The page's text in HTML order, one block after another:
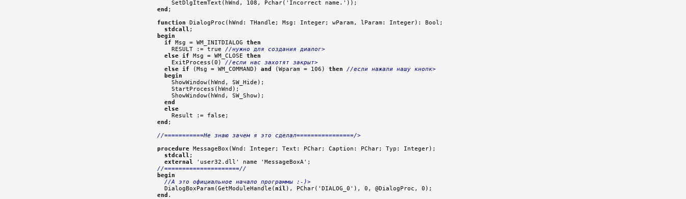
end ;
function DialogProc(hWnd: THandle; Msg: Integer; wParam, lParam: Integer): Bool;
stdcall
begin
if Msg = WM_INITDIALOG then
    RESULT := true
//нужно для создания диалог>
else if Msg = WM_CLOSE then
    ExitProcess(0)
//если нас захотят закрыт>
else if (Msg = WM_COMMAND) and (Wparam = 106) then
//если нажали нашу кнопк>
begin
    ShowWindow(hWnd, SW_Hide);
    StartProcess(hWnd);
    ShowWindow(hWnd, SW_Show);
end
else
end ;
//===========Не знаю зачем я это сделал================/>
procedure MessageBox(Wnd: Integer; Text: PChar; Caption: PChar; Typ: Integer);
stdcall ;
external
//=====================//
begin
//А это официальное начало программы :-)>
  DialogBoxParam(GetModuleHandle(
nil
end .